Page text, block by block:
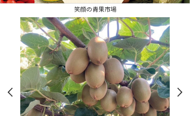
笑顔の青果市場